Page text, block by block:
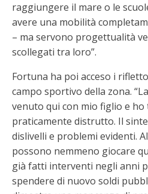
raggiungere il mare o le
avere una mobilità
– ma servono progettualità
scollegati tra loro”.
Fortuna ha poi acceso i
campo sportivo della zona.
venuto qui con mio figlio e
praticamente distrutto. Il
dislivelli e problemi evidenti.
possono nemmeno giocare
già fatti interventi negli anni
spendere di nuovo soldi